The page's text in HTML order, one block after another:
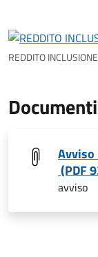
REDDITO
Documenti
Avviso
(PDF
avviso